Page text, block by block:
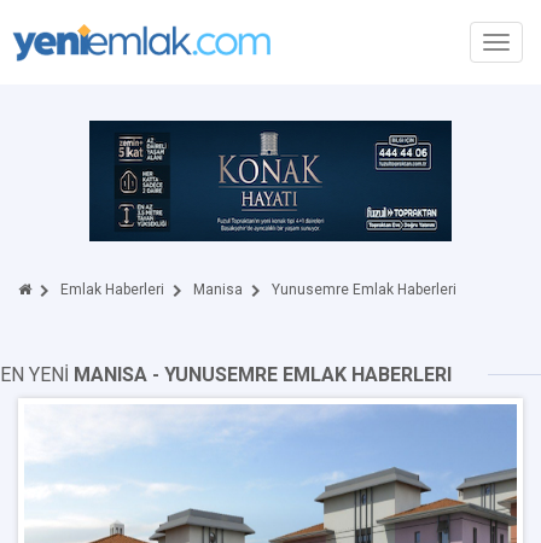
Emlak Haberleri Manisa Yunusemre Emlak Haberleri
EN YENİ MANISA - YUNUSEMRE EMLAK HABERLERI